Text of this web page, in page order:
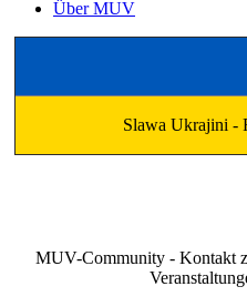
Über MUV
Slawa Ukrajini -
MUV-Community - Kontakt